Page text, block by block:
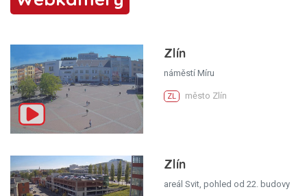
Zlín
náměstí Míru
ZL město Zlín
Zlín
areál Svit, pohled od 22. budovy